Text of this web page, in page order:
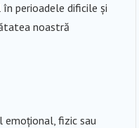
perioadele dificile și
noastră
emoțional, fizic sau